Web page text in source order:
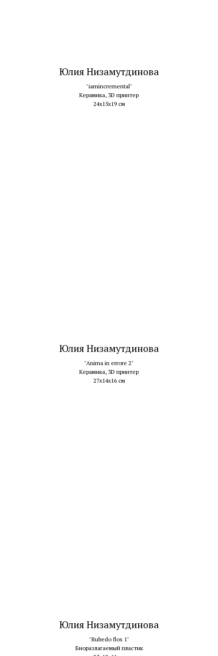
Юлия Низамутдинова
"iamincremental"
Керамика, 3D принтер
24х15х19 см
Юлия Низамутдинова
"Anima in errore 2"
Керамика, 3D принтер
27х14х16 см
Юлия Низамутдинова
"Rubedo flos 1"
Биоразлагаемый пластик